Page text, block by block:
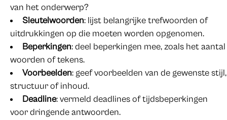
van het onderwerp?
Sleutelwoorden: lijst belangrijke trefwoorden of
uitdrukkingen op die moeten worden opgenomen.
Beperkingen: deel beperkingen mee, zoals het aantal
woorden of tekens.
Voorbeelden: geef voorbeelden van de gewenste stijl,
structuur of inhoud.
Deadline: vermeld deadlines of tijdsbeperkingen
voor dringende antwoorden.